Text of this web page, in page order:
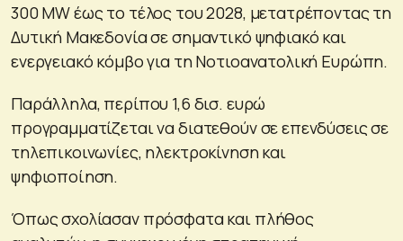
300 MW έως το τέλος του 2028, μετατρέποντας τη
Δυτική Μακεδονία σε σημαντικό ψηφιακό και
ενεργειακό κόμβο για τη Νοτιοανατολική Ευρώπη.
Παράλληλα, περίπου 1,6 δισ. ευρώ
προγραμματίζεται να διατεθούν σε επενδύσεις σε
τηλεπικοινωνίες, ηλεκτροκίνηση και
ψηφιοποίηση.
Όπως σχολίασαν πρόσφατα και πλήθος